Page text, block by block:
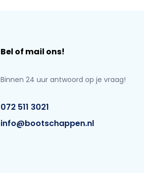
Bel of mail ons!
Binnen 24 uur antwoord op je vraag!
072 511 3021
info@bootschappen.nl